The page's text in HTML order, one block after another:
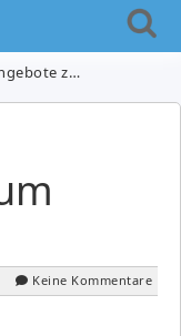
Wochenanfang
Keine Kommentare